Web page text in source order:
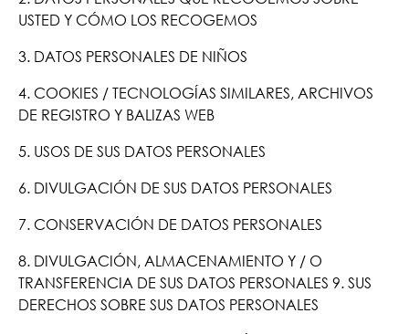
USTED Y CÓMO LOS RECOGEMOS
3. DATOS PERSONALES DE NIÑOS
4. COOKIES / TECNOLOGÍAS SIMILARES, ARCHIVOS
DE REGISTRO Y BALIZAS WEB
5. USOS DE SUS DATOS PERSONALES
6. DIVULGACIÓN DE SUS DATOS PERSONALES
7. CONSERVACIÓN DE DATOS PERSONALES
8. DIVULGACIÓN, ALMACENAMIENTO Y / O
TRANSFERENCIA DE SUS DATOS PERSONALES 9. SUS
DERECHOS SOBRE SUS DATOS PERSONALES